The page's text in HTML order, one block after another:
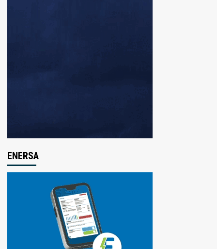
ENERSA